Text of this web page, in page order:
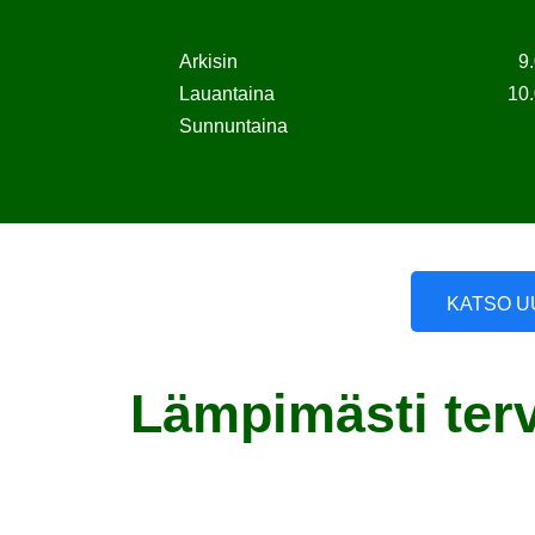
Arkisin
Lauantaina
Sunnuntaina
KATSO
Lämpimästi